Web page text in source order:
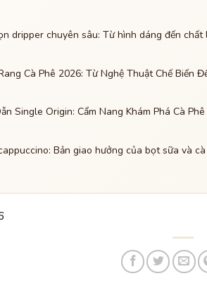
dripper chuyên sâu: Từ hình dáng đến
Cà Phê 2026: Từ Nghệ Thuật Chế Biến
Single Origin: Cẩm Nang Khám Phá Cà
Bản giao hưởng của bọt sữa và